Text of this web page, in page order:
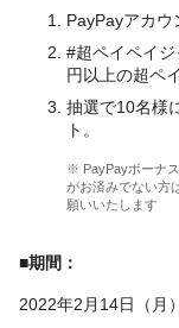
PayPayアカウ
#超ペイペイ
円以上の超ペ
抽選で10名様
ト。
※ PayPayボーナ
がお済みでない方
願いいたします
■期間：
2022年2月14日（